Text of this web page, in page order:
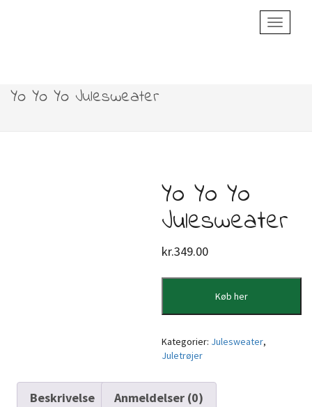
Toggle
Yo Yo Yo Julesweater
Yo Yo Yo
Julesweater
kr.349.00
Køb her
Kategorier: Julesweater,
Juletrøjer
Beskrivelse Anmeldelser (0)